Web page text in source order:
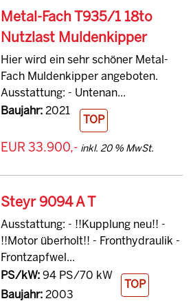
Metal-Fach T935/1 18to
Nutzlast Muldenkipper
Hier wird ein sehr schöner Metal-
Fach Muldenkipper angeboten.
Ausstattung: - Untenan...
Baujahr:2021
TOP
EUR 33.900,- inkl. 20 % MwSt.
Steyr 9094 A T
Ausstattung: - !!Kupplung neu!! -
!!Motor überholt!! - Fronthydraulik -
Frontzapfwel...
PS/kW:94 PS/70 kW
Baujahr:2003
TOP